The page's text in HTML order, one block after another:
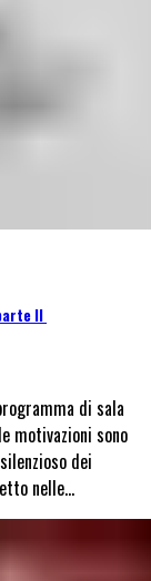
II
di sala
motivazioni sono
dei
nelle…